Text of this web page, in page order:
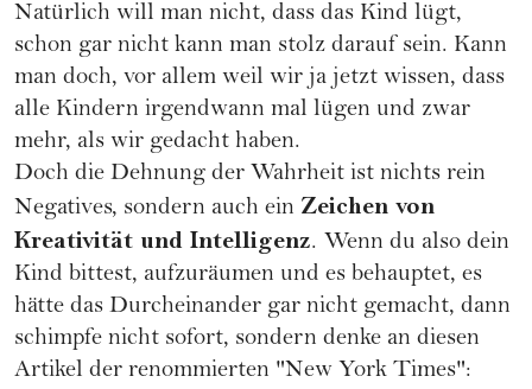
Natürlich will man nicht, dass das Kind lügt,
schon gar nicht kann man stolz darauf sein. Kann
man doch, vor allem weil wir ja jetzt wissen, dass
alle Kindern irgendwann mal lügen und zwar
mehr, als wir gedacht haben.
Doch die Dehnung der Wahrheit ist nichts rein
Negatives, sondern auch ein Zeichen von
Kreativität und Intelligenz. Wenn du also dein
Kind bittest, aufzuräumen und es behauptet, es
hätte das Durcheinander gar nicht gemacht, dann
schimpfe nicht sofort, sondern denke an diesen
Artikel der renommierten "New York Times":